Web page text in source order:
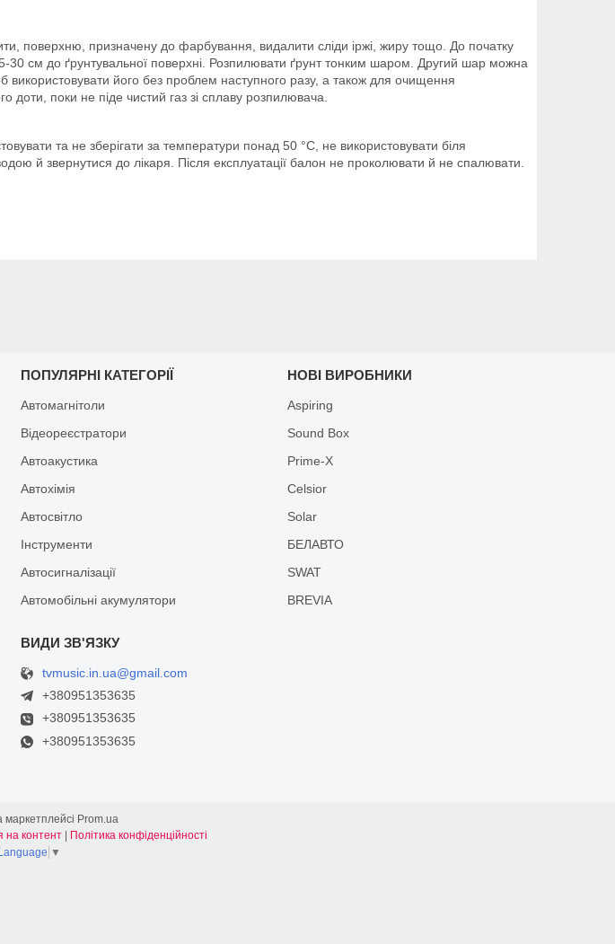
поверхню, призначену до фарбування, видалити сліди іржі, жиру тощо. До початку
30 см до ґрунтувальної поверхні. Розпилювати ґрунт тонким шаром. Другий шар можна
його без проблем наступного разу, а також для очищення
поки не піде чистий газ зі сплаву розпилювача.
та не зберігати за температури понад 50 °C, не використовувати біля
й звернутися до лікаря. Після експлуатації балон не проколювати й не спалювати.
ПОПУЛЯРНІ КАТЕГОРІЇ
Автомагнітоли
Відеореєстратори
Автоакустика
Автохімія
Автосвітло
Інструменти
Автосигналізації
Автомобільні акумулятори
НОВІ ВИРОБНИКИ
Aspiring
Sound Box
Prime-X
Celsior
Solar
БЕЛАВТО
SWAT
BREVIA
tvmusic.in.ua@gmail.com
+380951353635
+380951353635
+380951353635
Prom.ua
на контент
Політика конфіденційності
▼